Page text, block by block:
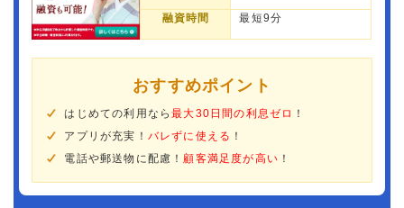
融資時間 最短9分
おすすめポイント
はじめての利用なら最大30日間の利息ゼロ ！
アプリが充実！ バレずに使える ！
電話や郵送物に配慮！ 顧客満足度が高い ！